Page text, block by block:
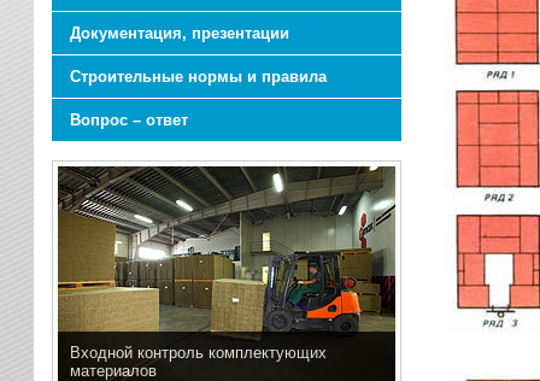
Документация, презентации
Строительные нормы и правила
Вопрос – ответ
Входной контроль комплектующих
материалов